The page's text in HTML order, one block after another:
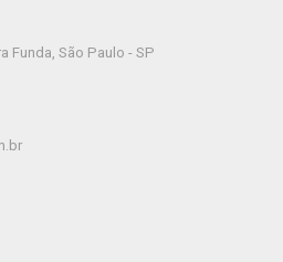
Funda, São Paulo - SP